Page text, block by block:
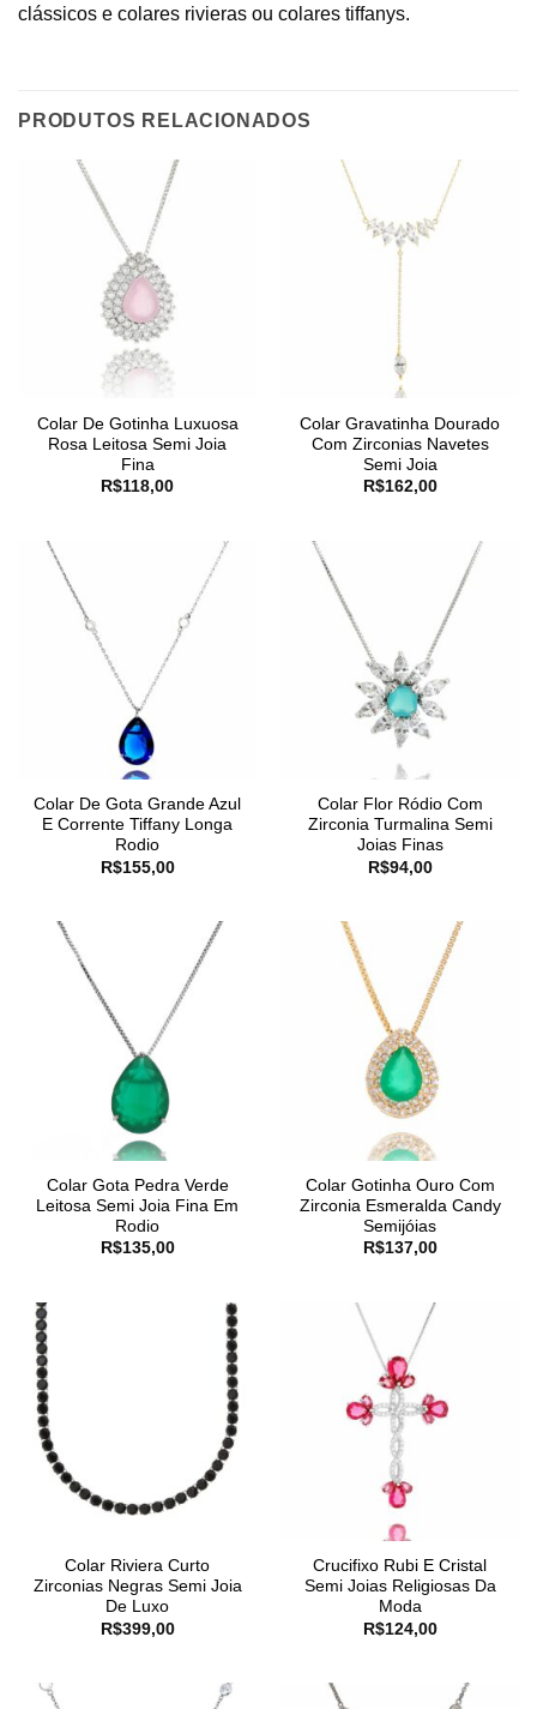
clássicos e colares rivieras ou colares tiffanys.
PRODUTOS RELACIONADOS
Colar De Gotinha Luxuosa
Rosa Leitosa Semi Joia
Fina
R$118,00
Colar Gravatinha Dourado
Com Zirconias Navetes
Semi Joia
R$162,00
Colar De Gota Grande Azul
E Corrente Tiffany Longa
Rodio
R$155,00
Colar Flor Ródio Com
Zirconia Turmalina Semi
Joias Finas
R$94,00
Colar Gota Pedra Verde
Leitosa Semi Joia Fina Em
Rodio
R$135,00
Colar Gotinha Ouro Com
Zirconia Esmeralda Candy
Semijóias
R$137,00
Colar Riviera Curto
Zirconias Negras Semi Joia
De Luxo
R$399,00
Crucifixo Rubi E Cristal
Semi Joias Religiosas Da
Moda
R$124,00